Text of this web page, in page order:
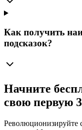
Как получить
подсказок?
Начните
свою первую
Революционизируйте